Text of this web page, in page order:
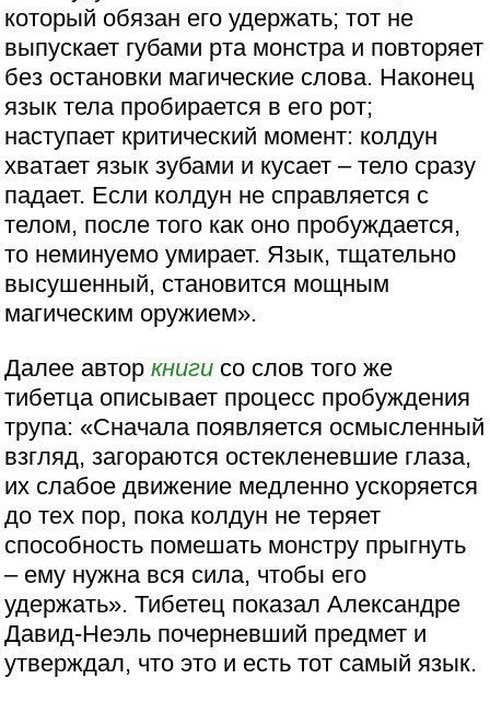
который обязан его удержать; тот не
выпускает губами рта монстра и повторяет
без остановки магические слова. Наконец
язык тела пробирается в его рот;
наступает критический момент: колдун
хватает язык зубами и кусает – тело сразу
падает. Если колдун не справляется с
телом, после того как оно пробуждается,
то неминуемо умирает. Язык, тщательно
высушенный, становится мощным
магическим оружием».
Далее авторкниги со слов того же
тибетца описывает процесс пробуждения
трупа: «Сначала появляется осмысленный
взгляд, загораются остекленевшие глаза,
их слабое движение медленно ускоряется
до тех пор, пока колдун не теряет
способность помешать монстру прыгнуть
– ему нужна вся сила, чтобы его
удержать». Тибетец показал Александре
Давид-Неэль почерневший предмет и
утверждал, что это и есть тот самый язык.